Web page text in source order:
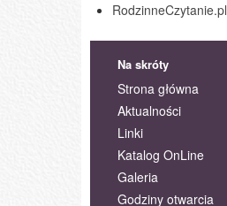
RodzinneCzytanie.pl
Na skróty
Strona główna
Aktualności
Linki
Katalog OnLine
Galeria
Godziny otwarcia